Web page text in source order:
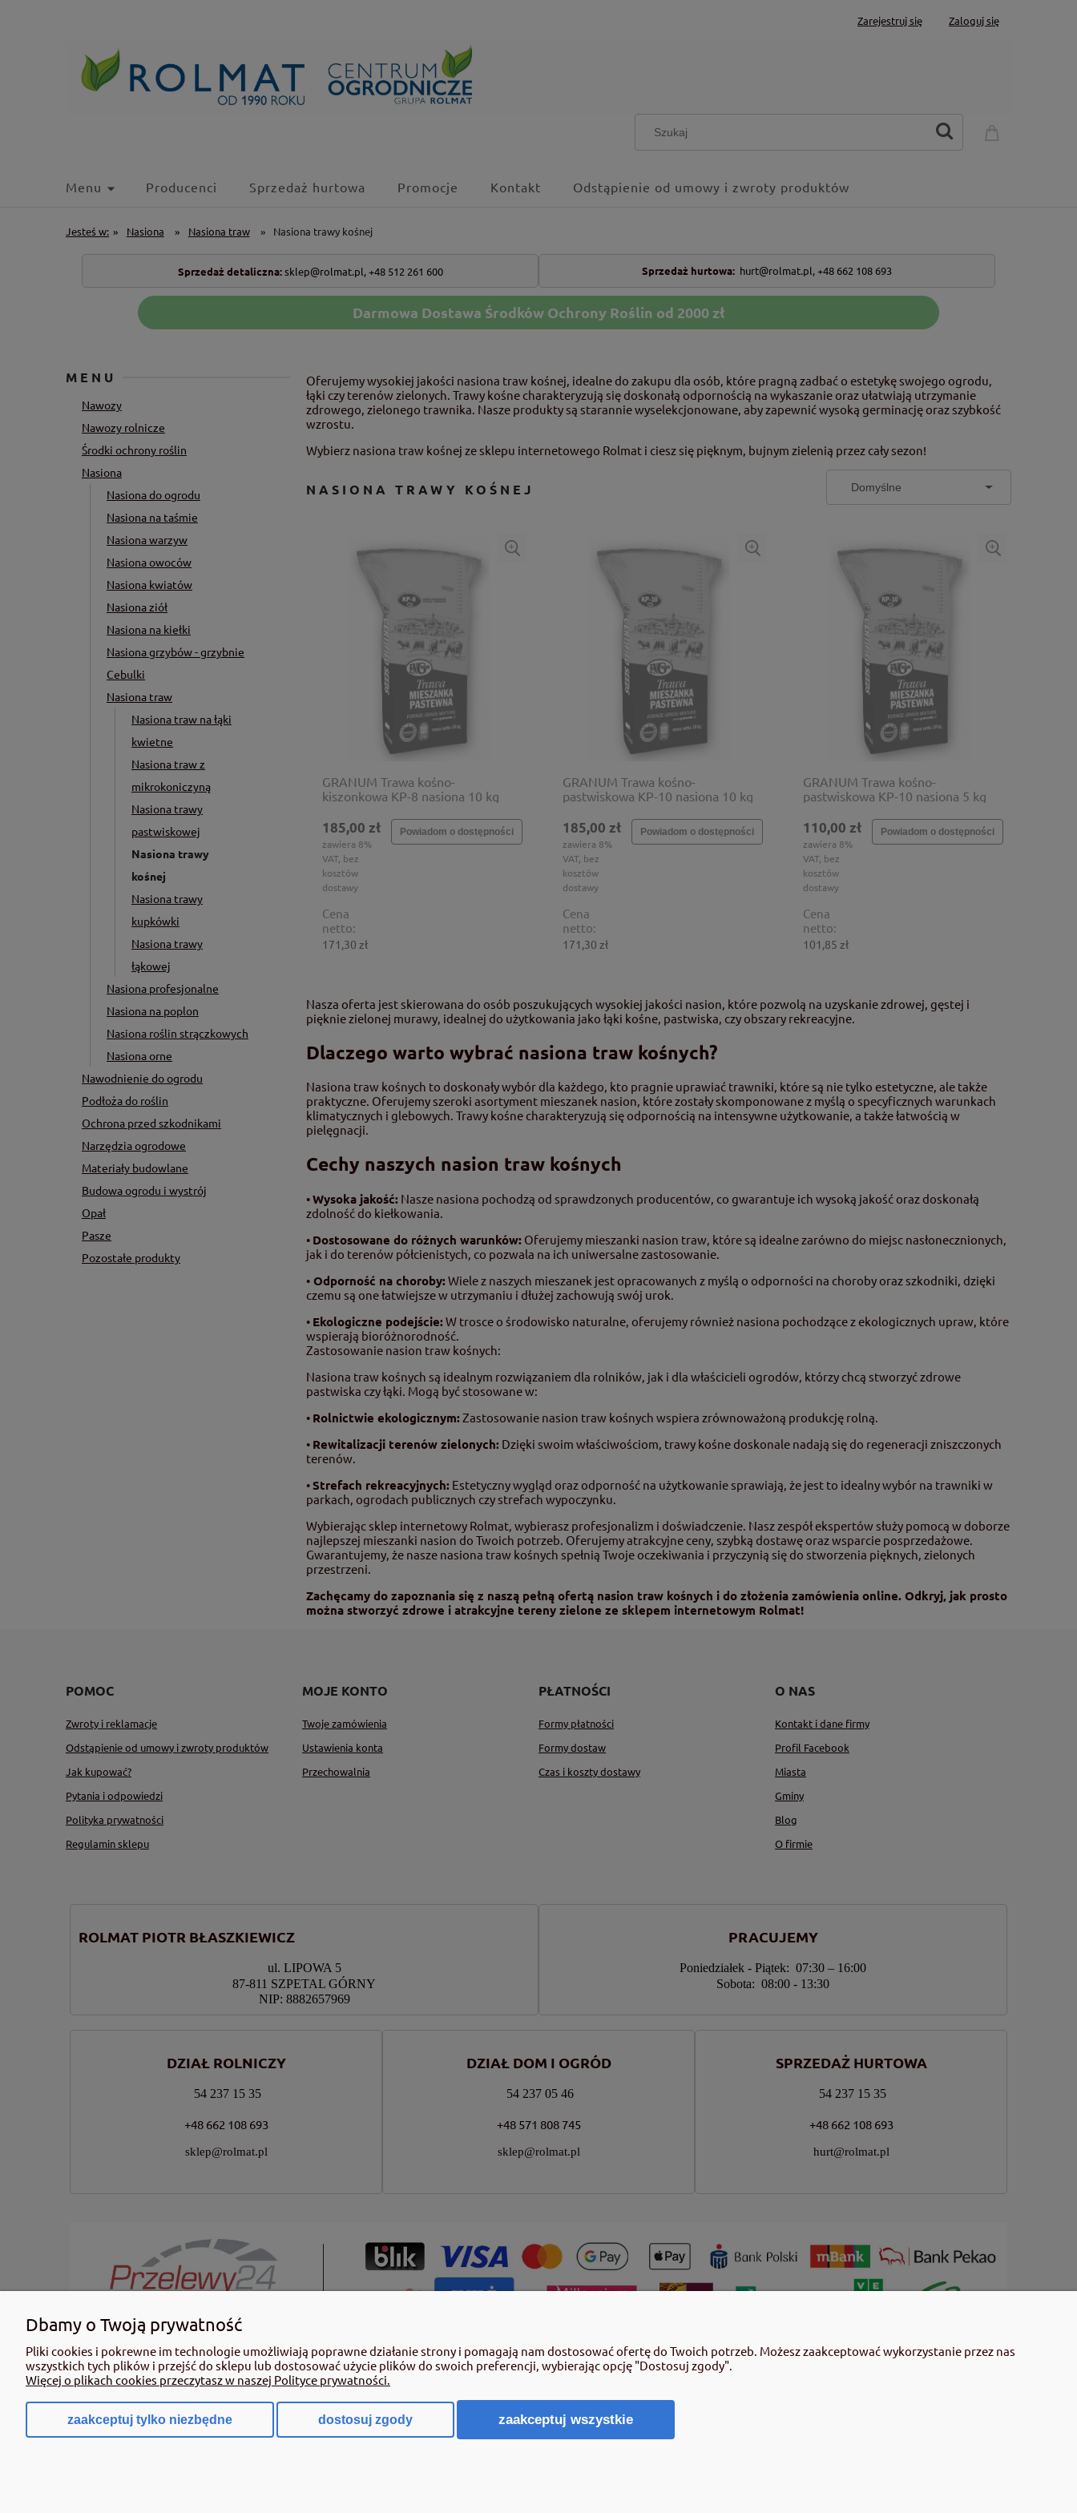
Zarejestruj się Zaloguj się
Menu Producenci Sprzedaż hurtowa Promocje Kontakt Odstąpienie od umowy i zwroty produktów
Jesteś w: » Nasiona » Nasiona traw » Nasiona trawy kośnej
Sprzedaż detaliczna: sklep@rolmat.pl, +48 512 261 600 Sprzedaż hurtowa: hurt@rolmat.pl,+48 662 108 693
Darmowa Dostawa Środków Ochrony Roślin od 2000 zł
MENU
Nawozy
Nawozy rolnicze
Środki ochrony roślin
Nasiona
Nasiona do ogrodu
Nasiona na taśmie
Nasiona warzyw
Nasiona owoców
Nasiona kwiatów
Nasiona ziół
Nasiona na kiełki
Nasiona grzybów - grzybnie
Cebulki
Nasiona traw
Nasiona traw na łąki
kwietne
Nasiona traw z
mikrokoniczyną
Nasiona trawy
pastwiskowej
Nasiona trawy
kośnej
Nasiona trawy
kupkówki
Nasiona trawy
łąkowej
Nasiona profesjonalne
Nasiona na poplon
Nasiona roślin strączkowych
Nasiona orne
Nawodnienie do ogrodu
Podłoża do roślin
Ochrona przed szkodnikami
Narzędzia ogrodowe
Materiały budowlane
Budowa ogrodu i wystrój
Opał
Pasze
Pozostałe produkty
Oferujemy wysokiej jakości nasiona traw kośnej, idealne do zakupu dla osób, które pragną zadbać o estetykę swojego ogrodu,
łąki czy terenów zielonych. Trawy kośne charakteryzują się doskonałą odpornością na wykaszanie oraz ułatwiają utrzymanie
zdrowego, zielonego trawnika. Nasze produkty są starannie wyselekcjonowane, aby zapewnić wysoką germinację oraz szybkość
wzrostu.
Wybierz nasiona traw kośnej ze sklepu internetowego Rolmat i ciesz się pięknym, bujnym zielenią przez cały sezon!
NASIONA TRAWY KOŚNEJ
GRANUM Trawa kośno-
kiszonkowa KP-8 nasiona 10 kg
185,00 zł
zawiera 8%
VAT, bez
kosztów
dostawy
Cena
netto:
171,30 zł
Powiadom o dostępności
GRANUM Trawa kośno-
pastwiskowa KP-10 nasiona 10 kg
185,00 zł
zawiera 8%
VAT, bez
kosztów
dostawy
Cena
netto:
171,30 zł
Powiadom o dostępności
GRANUM Trawa kośno-
pastwiskowa KP-10 nasiona 5 kg
110,00 zł
zawiera 8%
VAT, bez
kosztów
dostawy
Cena
netto:
101,85 zł
Powiadom o dostępności
Nasza oferta jest skierowana do osób poszukujących wysokiej jakości nasion, które pozwolą na uzyskanie zdrowej, gęstej i
pięknie zielonej murawy, idealnej do użytkowania jako łąki kośne, pastwiska, czy obszary rekreacyjne.
Dlaczego warto wybrać nasiona traw kośnych?
Nasiona traw kośnych to doskonały wybór dla każdego, kto pragnie uprawiać trawniki, które są nie tylko estetyczne, ale także
praktyczne. Oferujemy szeroki asortyment mieszanek nasion, które zostały skomponowane z myślą o specyficznych warunkach
klimatycznych i glebowych. Trawy kośne charakteryzują się odpornością na intensywne użytkowanie, a także łatwością w
pielęgnacji.
Cechy naszych nasion traw kośnych
•Wysoka jakość: Nasze nasiona pochodzą od sprawdzonych producentów, co gwarantuje ich wysoką jakość oraz doskonałą
zdolność do kiełkowania.
• Dostosowane do różnych warunków: Oferujemy mieszanki nasion traw, które są idealne zarówno do miejsc nasłonecznionych,
jak i do terenów półcienistych, co pozwala na ich uniwersalne zastosowanie.
• Odporność na choroby:Wiele z naszych mieszanek jest opracowanych z myślą o odporności na choroby oraz szkodniki, dzięki
czemu są one łatwiejsze w utrzymaniu i dłużej zachowują swój urok.
• Ekologiczne podejście:W trosce o środowisko naturalne, oferujemy również nasiona pochodzące z ekologicznych upraw, które
wspierają bioróżnorodność.
Zastosowanie nasion traw kośnych:
Nasiona traw kośnych są idealnym rozwiązaniem dla rolników, jak i dla właścicieli ogrodów, którzy chcą stworzyć zdrowe
pastwiska czy łąki. Mogą być stosowane w:
• Rolnictwie ekologicznym:Zastosowanie nasion traw kośnych wspiera zrównoważoną produkcję rolną.
• Rewitalizacji terenów zielonych: Dzięki swoim właściwościom, trawy kośne doskonale nadają się do regeneracji zniszczonych
terenów.
•Strefach rekreacyjnych: Estetyczny wygląd oraz odporność na użytkowanie sprawiają, że jest to idealny wybór na trawniki w
parkach, ogrodach publicznych czy strefach wypoczynku.
Wybierając sklep internetowy Rolmat, wybierasz profesjonalizm i doświadczenie. Nasz zespół ekspertów służy pomocą w doborze
najlepszej mieszanki nasion do Twoich potrzeb. Oferujemy atrakcyjne ceny, szybką dostawę oraz wsparcie posprzedażowe.
Gwarantujemy, że nasze nasiona traw kośnych spełnią Twoje oczekiwania i przyczynią się do stworzenia pięknych, zielonych
przestrzeni.
Zachęcamy do zapoznania się z naszą pełną ofertą nasion traw kośnych i do złożenia zamówienia online. Odkryj, jak prosto
można stworzyć zdrowe i atrakcyjne tereny zielone ze sklepem internetowym Rolmat!
POMOC
Zwroty i reklamacje
Odstąpienie od umowy i zwroty produktów
Jak kupować?
Pytania i odpowiedzi
Polityka prywatności
Regulamin sklepu
MOJE KONTO
Twoje zamówienia
Ustawienia konta
Przechowalnia
PŁATNOŚCI
Formy płatności
Formy dostaw
Czas i koszty dostawy
O NAS
Kontakt i dane firmy
Profil Facebook
Miasta
Gminy
Blog
O firmie
ROLMAT PIOTR BŁASZKIEWICZ
ul. LIPOWA 5
87-811 SZPETAL GÓRNY
NIP: 8882657969
PRACUJEMY
Poniedziałek - Piątek: 07:30 – 16:00
Sobota: 08:00 - 13:30
DZIAŁ ROLNICZY
54 237 15 35
+48 662 108 693
sklep@rolmat.pl
DZIAŁ DOM I OGRÓD
54 237 05 46
+48 571 808 745
sklep@rolmat.pl
SPRZEDAŻ HURTOWA
54 237 15 35
+48 662 108 693
hurt@rolmat.pl
informacje dotyczące produktu. Zwróć uwagę na zwroty wskazujące rodzaj zagrożenia oraz przestrzegaj środków bezpieczeństwa zamieszczonych w etykiecie. Środki ochrony roślin do użytku
profesjonalnego mogą być nabyte tylko i wyłącznie przez osoby pełnoletnie oraz posiadające kwalifikacje wymagane od osób nabywających środki ochrony roślin określone w ustawie (art. 28 Ustawy z
dn. 8 marca 2013 r. o Środkach Ochrony Roślin Dz. Ustw 2020 poz.2097 z pózn. zm.) Niespełnienie powyższych warunków jest złamaniem regulaminu sklepu.
Dbamy o Twoją prywatność
Pliki cookies i pokrewne im technologie umożliwiają poprawne działanie strony i pomagają nam dostosować ofertę do Twoich potrzeb. Możesz zaakceptować wykorzystanie przez nas
wszystkich tych plików i przejść do sklepu lub dostosować użycie plików do swoich preferencji, wybierając opcję "Dostosuj zgody".
Więcej o plikach cookies przeczytasz w naszej Polityce prywatności.
zaakceptuj tylko niezbędne dostosuj zgody zaakceptuj wszystkie